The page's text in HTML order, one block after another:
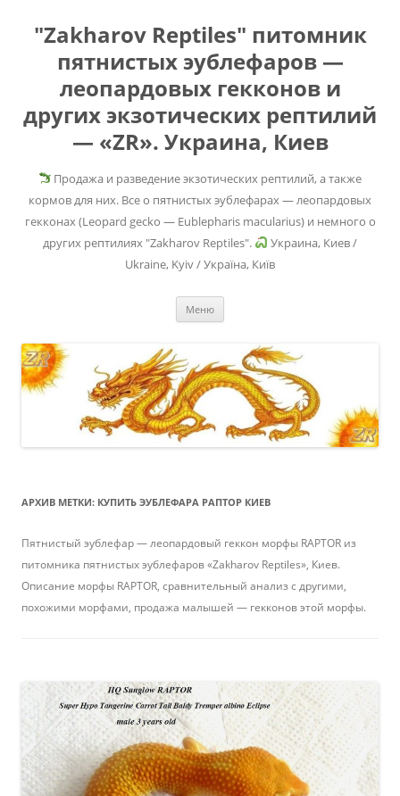
"Zakharov Reptiles" питомник
пятнистых эублефаров —
леопардовых гекконов и
других экзотических рептилий
— «ZR». Украина, Киев
Продажа и разведение экзотических рептилий, а также
кормов для них. Все о пятнистых эублефарах — леопардовых
гекконах (Leopard gecko — Eublepharis macularius) и немного о
других рептилиях "Zakharov Reptiles".
Украина, Киев /
Ukraine, Kyiv / Україна, Київ
Меню
АРХИВ МЕТКИ: КУПИТЬ ЭУБЛЕФАРА РАПТОР КИЕВ
Пятнистый эублефар — леопардовый геккон морфы RAPTOR из
питомника пятнистых эублефаров «Zakharov Reptiles», Киев.
Описание морфы RAPTOR, сравнительный анализ с другими,
похожими морфами, продажа малышей — гекконов этой морфы.